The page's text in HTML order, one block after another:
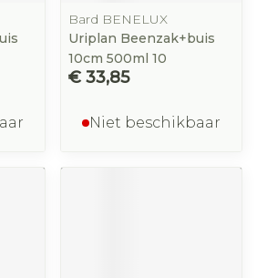
Bard BENELUX
Uriplan Beenzak+buis
10cm 500ml 10
€ 33,85
Niet beschikbaar